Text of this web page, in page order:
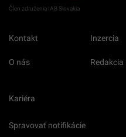
Člen združenia IAB Slovakia
Kontakt Inzercia
O nás Redakcia
Kariéra
Spravovať notifikácie